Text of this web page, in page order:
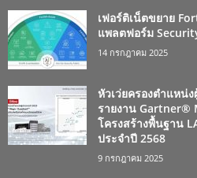
เฟอร์ติเน็ตขยาย
แพลตฟอร์ม
14 กรกฎาคม 2025
หัวเว่ยครองตำแหน่
รายงาน Gartner®
โครงสร้างพื้นฐาน
ประจำปี 2568
9 กรกฎาคม 2025